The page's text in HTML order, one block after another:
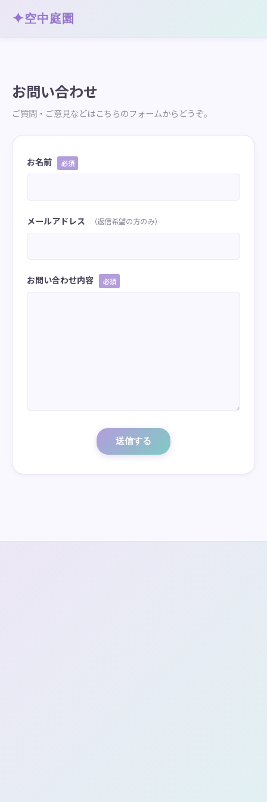
✦空中庭園
お問い合わせ
ご質問・ご意見などはこちらのフォームからどうぞ。
お名前 必須
メールアドレス （返信希望の方のみ）
お問い合わせ内容 必須
送信する